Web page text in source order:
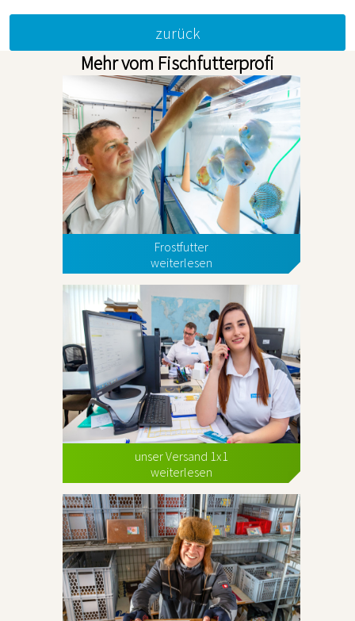
zurück
Mehr vom Fischfutterprofi
Frostfutter
weiterlesen
unser Versand 1x1
weiterlesen